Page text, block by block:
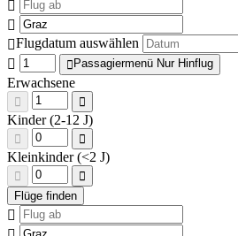
Flugdatum auswählen
Passagiermenü Nur Hinflug
Erwachsene
Kinder (2-12 J)
Kleinkinder (<2 J)